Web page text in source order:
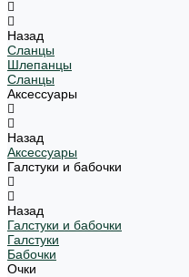
Назад
Сланцы
Шлепанцы
Сланцы
Аксессуары
Назад
Аксессуары
Галстуки и бабочки
Назад
Галстуки и бабочки
Галстуки
Бабочки
Очки